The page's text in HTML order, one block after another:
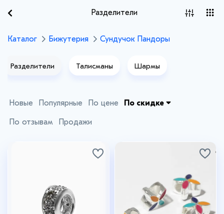
Разделители
Каталог Бижутерия Сундучок Пандоры
Разделители Талисманы Шармы
Новые Популярные По цене По скидке
По отзывам Продажи